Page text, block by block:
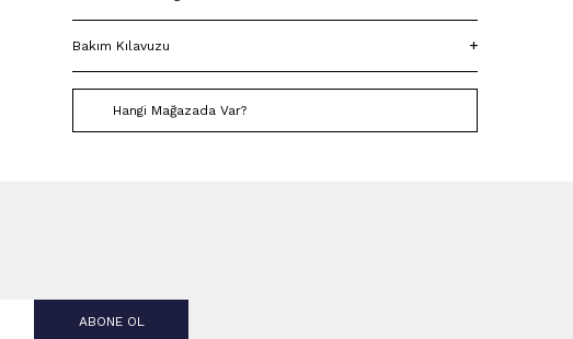
Bakım Kılavuzu
Hangi Mağazada Var?
ABONE OL